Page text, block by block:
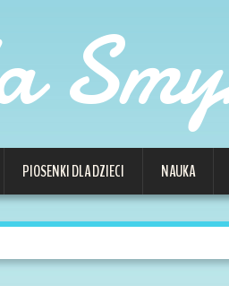
PIOSENKI DLA DZIECI NAUKA